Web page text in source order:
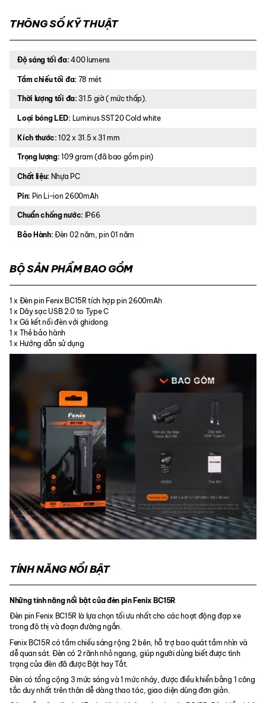
THÔNG SỐ KỸ THUẬT
Độ sáng tối đa:400 lumens
Tầm chiếu tối đa: 78 mét
Thời lượng tối đa: 31.5 giờ ( mức thấp).
Loại bóng LED: Luminus SST20 Cold white
Kích thước:102 x 31.5 x 31 mm
Trọng lượng:109 gram (đã bao gồm pin)
Chất liệu: Nhựa PC
Pin: Pin Li-ion 2600mAh
Chuẩn chống nước: IP66
Bảo Hành:Đèn 02 năm, pin 01 năm
BỘ SẢN PHẨM BAO GỒM
1 x Đèn pin Fenix BC15R tích hợp pin 2600mAh
1 x Dây sạc USB 2.0 to Type C
1 x Gá kết nối đèn với ghidong
1 x Thẻ bảo hành
1 x Hướng dẫn sử dụng
TÍNH NĂNG NỔI BẬT
Những tính năng nổi bật của đèn pin Fenix BC15R
Đèn pin Fenix BC15R là lựa chọn tối ưu nhất cho các hoạt động đạp xe
trong đô thị và đoạn đường ngắn.
Fenix BC15R có tầm chiếu sáng rộng 2 bên, hỗ trợ bao quát tầm nhìn và
dễ quan sát. Đèn có 2 rãnh nhỏ ngang, giúp người dùng biết được tình
trạng của đèn đã được Bật hay Tắt.
Đèn có tổng cộng 3 mức sáng và 1 mức nháy, được điều khiển bằng 1 công
tắc duy nhất trên thân dễ dàng thao tác, giao diện dùng đơn giản.